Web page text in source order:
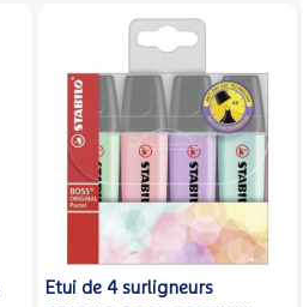
Etui de 4 surligneurs